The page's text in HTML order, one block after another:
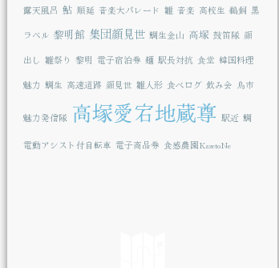
露天風呂 鮎 順延 音楽大パレード 雛 音楽 高校生 鵜飼 黒
ラベル 黎明館 集団顔見世 鯛生金山 高塚 鼓笛隊 顔
出し 雛祭り 黎明 電子宿泊券 麺 駅長対抗 食堂 韓国料理
魅力 鯛生 高速道路 顔見世 雛人形 食べログ 飲み会 鳥市
魅力発信隊 高塚愛宕地蔵尊 駅近 鯛
電動アシスト付自転車 電子商品券 食感農園KazetoNe